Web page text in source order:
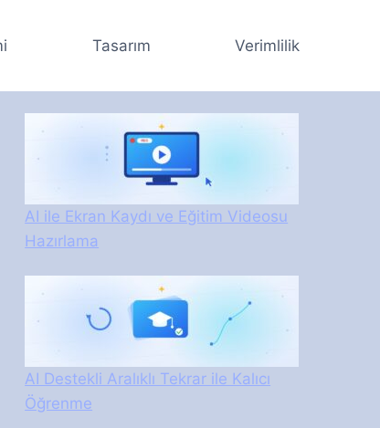
Tasarım Verimlilik
AI ile Ekran Kaydı ve Eğitim Videosu
Hazırlama
AI Destekli Aralıklı Tekrar ile Kalıcı
Öğrenme